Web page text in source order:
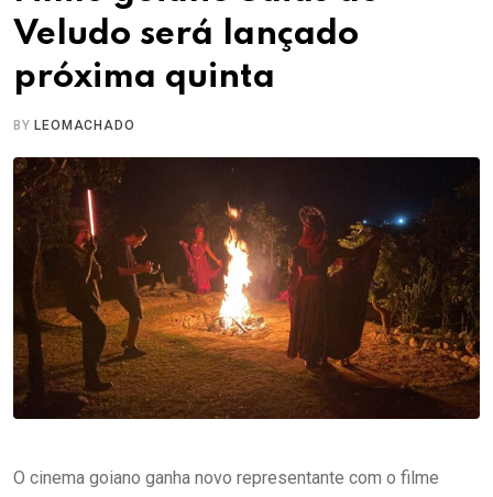
Veludo será lançado
próxima quinta
BYLEOMACHADO
O cinema goiano ganha novo representante com o filme